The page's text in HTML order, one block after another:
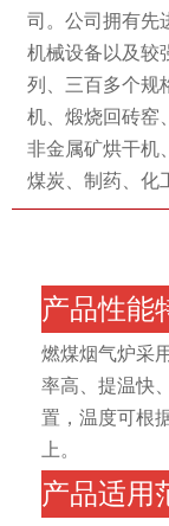
司。公司拥有先
机械设备以及较
列、三百多个规
机、煅烧回砖窑
非金属矿烘干机
煤炭、制药、化
产品性能
燃煤烟气炉采
率高、提温快
置，温度可根
上。
产品适用